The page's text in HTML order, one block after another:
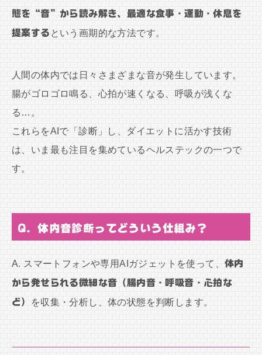
態を“音”から読み解き、最適な食事・運動・休息を
提案する という画期的な方法です。
人間の体内では日々さまざまな音が発生しています。
腸がゴロゴロ鳴る、心拍が速くなる、呼吸が浅くな
る…。
これらをAIで「診断」し、ダイエットに活かす技術
は、いま最も注目を集めているヘルステックの一つで
す。
Q. 体内音診断ってどういう仕組み？
A. スマートフォンや専用AIガジェットを使って、 体内
から発せられる微細な音（腸内音・呼吸音・心拍な
ど） を収集・分析し、体の状態を判断します。